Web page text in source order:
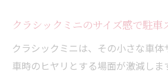
クラシックミニのサイズ感で駐車
クラシックミニは、その小さな車体
車時のヒヤリとする場面が激減しま